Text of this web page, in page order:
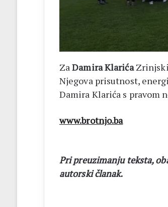
ZaDamira KlarićaZrinjski
Njegova prisutnost,
Damira Klarića s pravom
www.brotnjo.ba
Pri preuzimanju teksta,
autorski članak.